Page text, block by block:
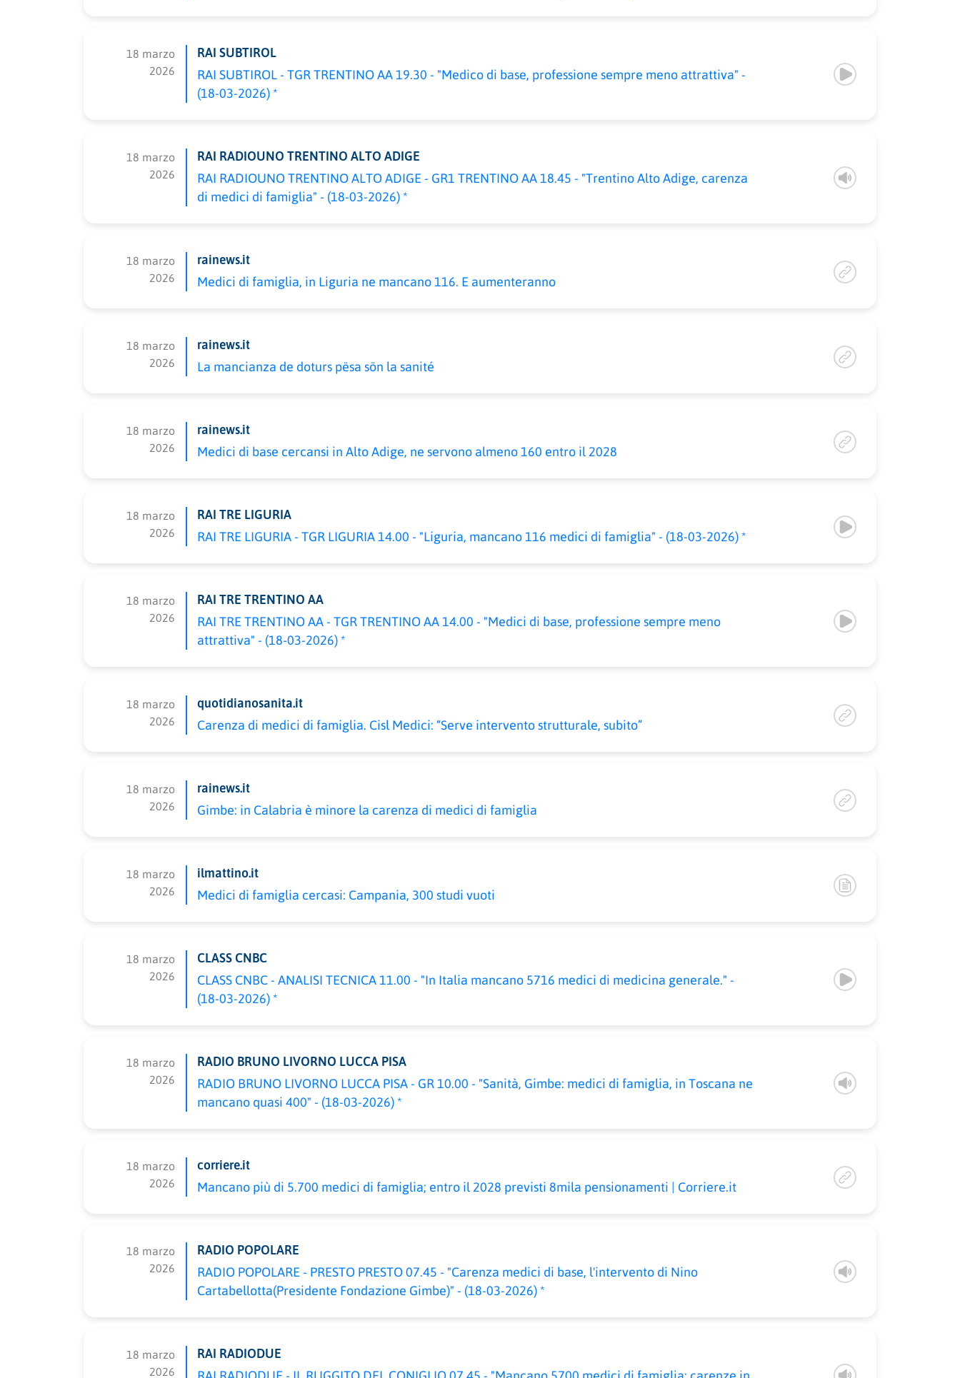
18 marzo
2026
RAI SUBTIROL
RAI SUBTIROL - TGR TRENTINO AA 19.30 - "Medico di base, professione sempre meno attrattiva" -
(18-03-2026) *
18 marzo
2026
RAI RADIOUNO TRENTINO ALTO ADIGE
RAI RADIOUNO TRENTINO ALTO ADIGE - GR1 TRENTINO AA 18.45 - "Trentino Alto Adige, carenza
di medici di famiglia" - (18-03-2026) *
18 marzo
2026
rainews.it
Medici di famiglia, in Liguria ne mancano 116. E aumenteranno
18 marzo
2026
rainews.it
La mancianza de doturs pësa sön la sanité
18 marzo
2026
rainews.it
Medici di base cercansi in Alto Adige, ne servono almeno 160 entro il 2028
18 marzo
2026
RAI TRE LIGURIA
RAI TRE LIGURIA - TGR LIGURIA 14.00 - "Liguria, mancano 116 medici di famiglia" - (18-03-2026) *
18 marzo
2026
RAI TRE TRENTINO AA
RAI TRE TRENTINO AA - TGR TRENTINO AA 14.00 - "Medici di base, professione sempre meno
attrattiva" - (18-03-2026) *
18 marzo
2026
quotidianosanita.it
Carenza di medici di famiglia. Cisl Medici: “Serve intervento strutturale, subito”
18 marzo
2026
rainews.it
Gimbe: in Calabria è minore la carenza di medici di famiglia
18 marzo
2026
ilmattino.it
Medici di famiglia cercasi: Campania, 300 studi vuoti
18 marzo
2026
CLASS CNBC
CLASS CNBC - ANALISI TECNICA 11.00 - "In Italia mancano 5716 medici di medicina generale." -
(18-03-2026) *
18 marzo
2026
RADIO BRUNO LIVORNO LUCCA PISA
RADIO BRUNO LIVORNO LUCCA PISA - GR 10.00 - "Sanità, Gimbe: medici di famiglia, in Toscana ne
mancano quasi 400" - (18-03-2026) *
18 marzo
2026
corriere.it
Mancano più di 5.700 medici di famiglia; entro il 2028 previsti 8mila pensionamenti | Corriere.it
18 marzo
2026
RADIO POPOLARE
RADIO POPOLARE - PRESTO PRESTO 07.45 - "Carenza medici di base, l'intervento di Nino
Cartabellotta(Presidente Fondazione Gimbe)" - (18-03-2026) *
18 marzo
2026
RAI RADIODUE